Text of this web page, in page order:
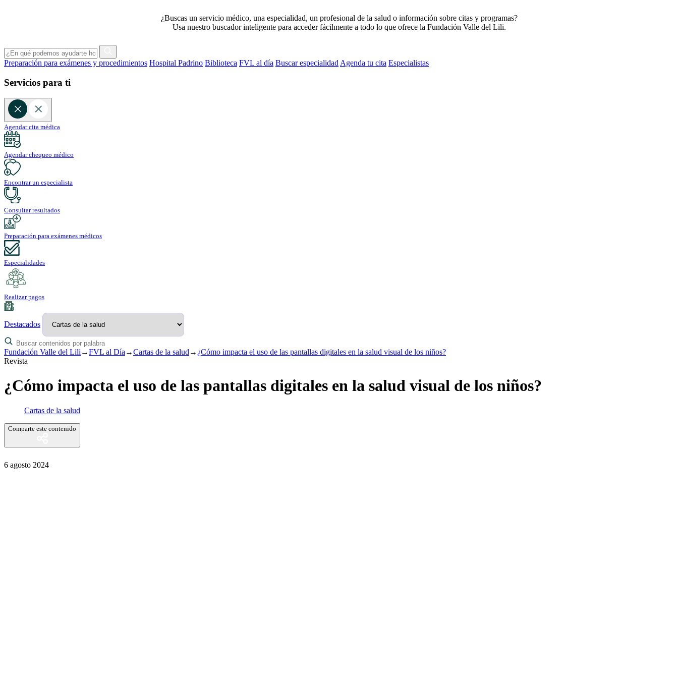
¿Buscas un servicio médico, una especialidad, un profesional de la salud o información sobre citas y programas?
Usa nuestro buscador inteligente para acceder fácilmente a todo lo que ofrece la Fundación Valle del Lili.
Preparación para exámenes y procedimientos Hospital Padrino Biblioteca FVL al día Buscar especialidad Agenda tu cita Especialistas
Servicios para ti
Agendar cita médica
Agendar chequeo médico
Encontrar un especialista
Consultar resultados
Preparación para exámenes médicos
Especialidades
Realizar pagos
Destacados
Fundación Valle del Lili →FVL al Día →Cartas de la salud → ¿Cómo impacta el uso de las pantallas digitales en la salud visual de los niños?
Revista
¿Cómo impacta el uso de las pantallas digitales en la salud visual de los niños?
Cartas de la salud
Comparte este contenido
6 agosto 2024